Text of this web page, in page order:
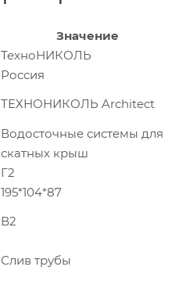
Значение
ТехноНИКОЛЬ
Россия
ТЕХНОНИКОЛЬ Architect
Водосточные системы для
скатных крыш
Г2
195*104*87
В2
Слив трубы